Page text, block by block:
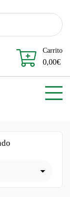
Carrito
0,00€